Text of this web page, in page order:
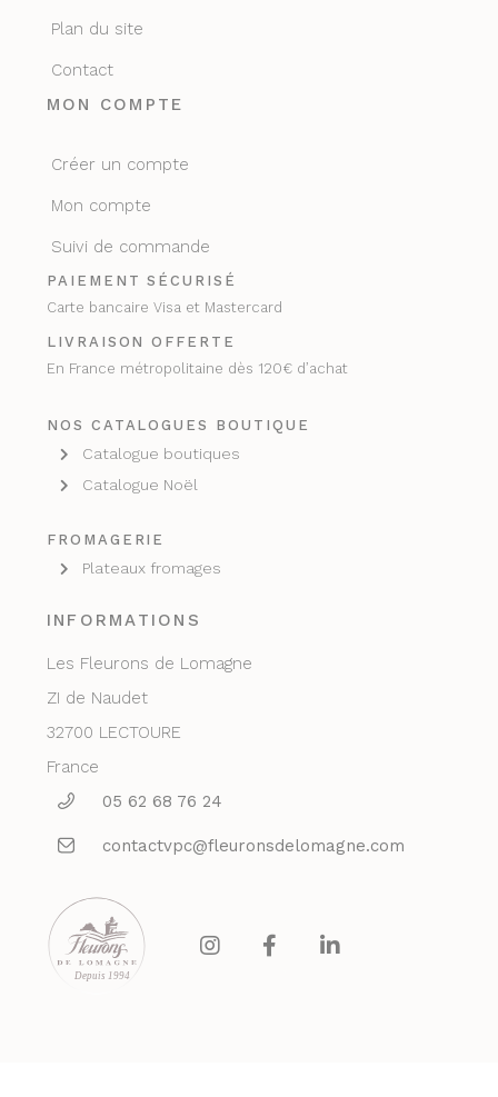
INFORMATIONS
Les Fleurons de Lomagne
ZI de Naudet
32700 LECTOURE
France
05 62 68 76 24
contactvpc@fleuronsdelomagne.com
Depuis 1994
Plan du site
Contact
MON COMPTE
Créer un compte
Mon compte
Suivi de commande
PAIEMENT SÉCURISÉ
Carte bancaire Visa et Mastercard
LIVRAISON OFFERTE
En France métropolitaine dès 120€ d’achat
NOS CATALOGUES BOUTIQUE
Catalogue boutiques
Catalogue Noël
FROMAGERIE
Plateaux fromages